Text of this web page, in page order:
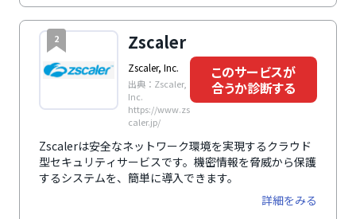
ンドユーザーに対するセキュリティソリューションを提
供しています。
2 Zscaler
Zscaler, Inc.
出典：Zscaler,
Inc.
https://www.zs
caler.jp/
このサービスが
合うか診断する
Zscalerは安全なネットワーク環境を実現するクラウド
型セキュリティサービスです。機密情報を脅威から保護
するシステムを、簡単に導入できます。
詳細をみる